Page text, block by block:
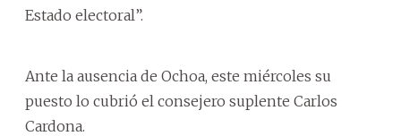
Estado electoral”.
Ante la ausencia de Ochoa, este miércoles su
puesto lo cubrió el consejero suplente Carlos
Cardona.